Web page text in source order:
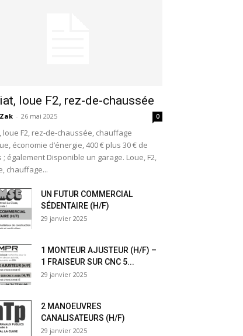
loue F2, rez-de-chaussée
- 26 mai 2025 0
loue F2, rez-de-chaussée, chauffage
économie d’énergie, 400 € plus 30 € de
; également Disponible un garage. Loue, F2,
chauffage...
UN FUTUR COMMERCIAL
SÉDENTAIRE (H/F)
29 janvier 2025
1 MONTEUR AJUSTEUR (H/F) –
1 FRAISEUR SUR CNC 5...
29 janvier 2025
2 MANOEUVRES
CANALISATEURS (H/F)
29 janvier 2025